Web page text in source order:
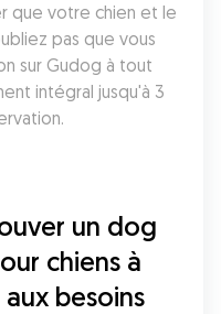
que votre chien et le
pas que vous
sur Gudog à tout
intégral jusqu'à 3
un dog
chiens à
besoins